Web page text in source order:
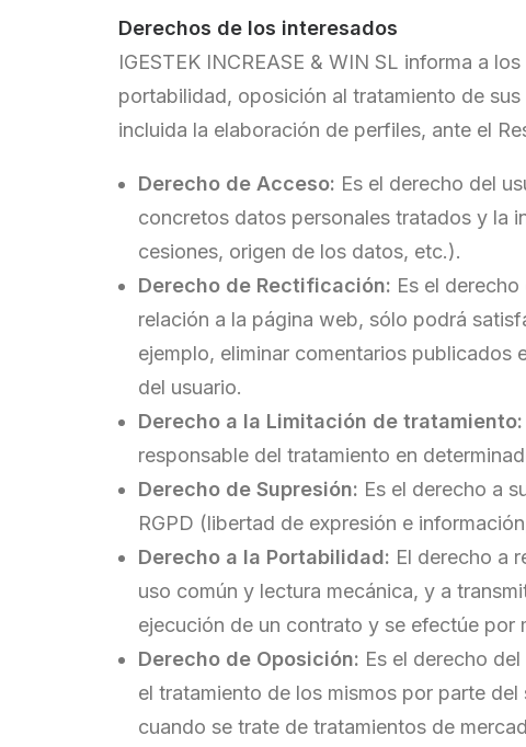
Derechos de los interesados
IGESTEK INCREASE & WIN SL informa a
portabilidad, oposición al tratamiento de
incluida la elaboración de perfiles, ante el
Derecho de Acceso: Es el derecho del
concretos datos personales tratados y la
cesiones, origen de los datos, etc.).
Derecho de Rectificación: Es el
relación a la página web, sólo podrá
ejemplo, eliminar comentarios
del usuario.
Derecho a la Limitación de tratamiento:
responsable del tratamiento en
Derecho de Supresión: Es el derecho a
RGPD (libertad de expresión e
Derecho a la Portabilidad: El derecho a
uso común y lectura mecánica, y a
ejecución de un contrato y se efectúe por
Derecho de Oposición: Es el derecho
el tratamiento de los mismos por parte
cuando se trate de tratamientos de